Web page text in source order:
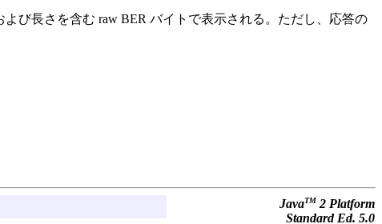
び長さを含む raw BER バイトで表示される。ただし、応答の
JavaTM 2 Platform
Standard Ed. 5.0